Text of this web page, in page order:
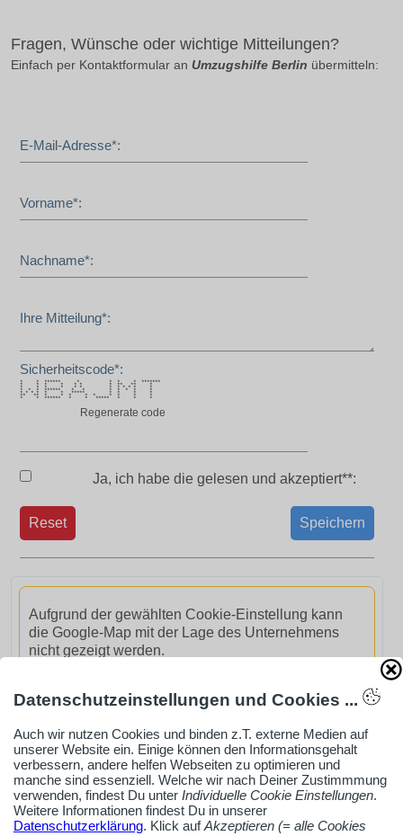
Fragen, Wünsche oder wichtige Mitteilungen?
Einfach per Kontaktformular an Umzugshilfe Berlin übermitteln:
E-Mail-Adresse*:
Vorname*:
Nachname*:
Ihre Mitteilung*:
Sicherheitscode*:
* * ****** * * * * *******
* * * * * * * ** ** *
* * * * * * * * * * * *
* * * ****** * * * * * * *
* * * * * * ***** * * * *
** ** * * * * * * * * *
* * ****** * * ***** * * *
Regenerate code
Ja, ich habe die gelesen und akzeptiert**:
Speichern
Reset
Aufgrund der gewählten Cookie-Einstellung kann
die Google-Map mit der Lage des Unternehmens
nicht gezeigt werden.
GoogleMaps aktivieren
AdSense smARTe inArticle-Anzeige aktivieren
Datenschutzeinstellungen und Cookies ...
Auch wir nutzen Cookies und binden z.T. externe Medien auf
unserer Website ein. Einige können den Informationsgehalt
verbessern, andere helfen Webseiten zu optimieren und
manche sind essenziell. Welche wir nach Deiner Zustimmmung
verwenden, findest Du unter Individuelle Cookie Einstellungen.
Weitere Informationen findest Du in unserer
Datenschutzerklärung. Klick aufAkzeptieren (= alle Cookies